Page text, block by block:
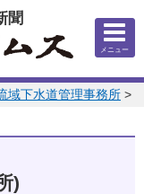
聞
メニュー
域下水道管理事務所 >
)